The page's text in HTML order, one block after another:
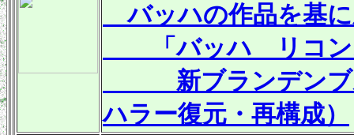
バッハの作品を基
「バッハ リコン
新ブランデンブル
ハラー復元・再構成）